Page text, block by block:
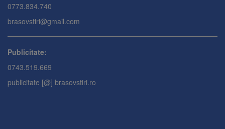
0773.834.740
brasovstiri@gmail.com
Publicitate:
0743.519.669
publicitate [@] brasovstiri.ro